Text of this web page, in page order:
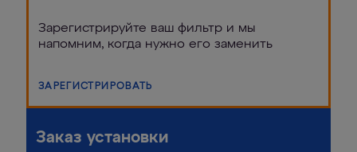
Зарегистрируйте ваш фильтр и мы
напомним, когда нужно его заменить
ЗАРЕГИСТРИРОВАТЬ
Заказ установки